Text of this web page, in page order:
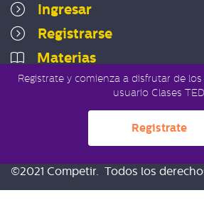
Registrate y comienza a disfrutar de
usuario Clases TED
Registrate
Ingresar
Registrarse
Materias
Términos del servicio
©2021 Competir. Todos los